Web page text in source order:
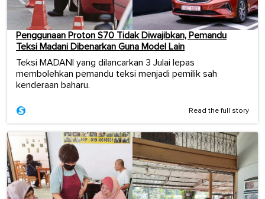
Penggunaan Proton S70 Tidak Diwajibkan, Pemandu
Teksi Madani Dibenarkan Guna Model Lain
Teksi MADANI yang dilancarkan 3 Julai lepas
membolehkan pemandu teksi menjadi pemilik sah
kenderaan baharu.
Read the full story